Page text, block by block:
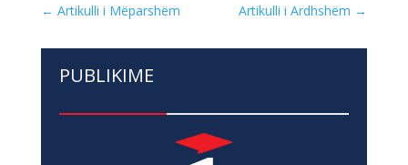
← Artikulli i Mëparshëm Artikulli i Ardhshëm →
PUBLIKIME